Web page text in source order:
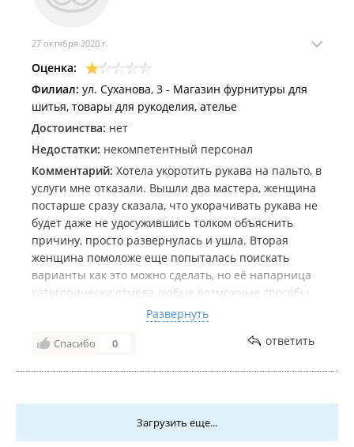
27 октября 2020 г.
Оценка:
Филиал: ул. Суханова, 3 - Магазин фурнитуры для
шитья, товары для рукоделия, ателье
Достоинства: нет
Недостатки: некомпетентный персонал
Комментарий: Хотела укоротить рукава на пальто, в
услуги мне отказали. Вышли два мастера, женщина
постарше сразу сказала, что укорачивать рукава не
будет даже не удосужившись толком объяснить
причину, просто развернулась и ушла. Вторая
женщина помоложе еще попыталась поискать
варианты как это можно сделать, но её напарница
категорически отмела любые возможные способы.
Нужно быть более клиентоориентироваными, и
объяснять клиенту по какой причине вы не можете
оказать услугу, а не просто вдыхать,
Развернуть
Спасибо 0 ответить
Загрузить еще...